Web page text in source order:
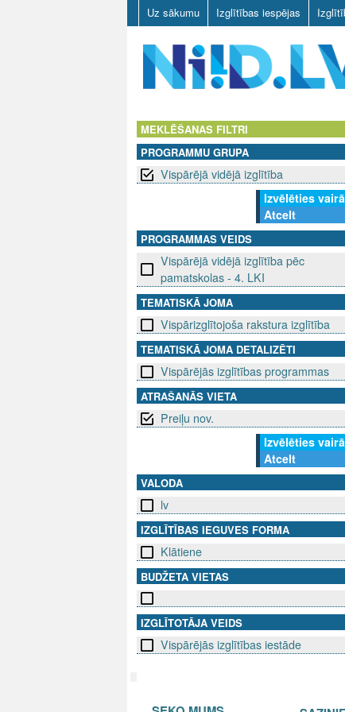
Uz sākumu Izglītības iespējas
V
MEKLĒŠANAS FILTRI
PROGRAMMU GRUPA
Vispārējā vidējā izglītība
Izvēlēties
Atcelt
PROGRAMMAS VEIDS
Vispārējā vidējā izglītība pēc
pamatskolas - 4. LKI
TEMATISKĀ JOMA
Vispārizglītojoša rakstura izglītība
TEMATISKĀ JOMA DETALIZĒTI
Vispārējās izglītības programmas
ATRAŠANĀS VIETA
Preiļu nov.
Izvēlēties
Atcelt
VALODA
lv
IZGLĪTĪBAS IEGUVES FORMA
Klātiene
BUDŽETA VIETAS
IZGLĪTOTĀJA VEIDS
Vispārējās izglītības iestāde